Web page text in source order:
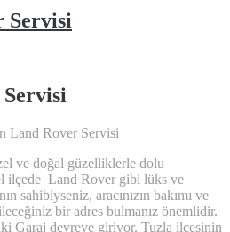
Servisi
Servisi
Land Rover Servisi
ve doğal güzelliklerle dolu
ilçede Land Rover gibi lüks ve
sahibiyseniz, aracınızın bakımı ve
bir adres bulmanız önemlidir.
Garaj devreye giriyor. Tuzla ilçesinin